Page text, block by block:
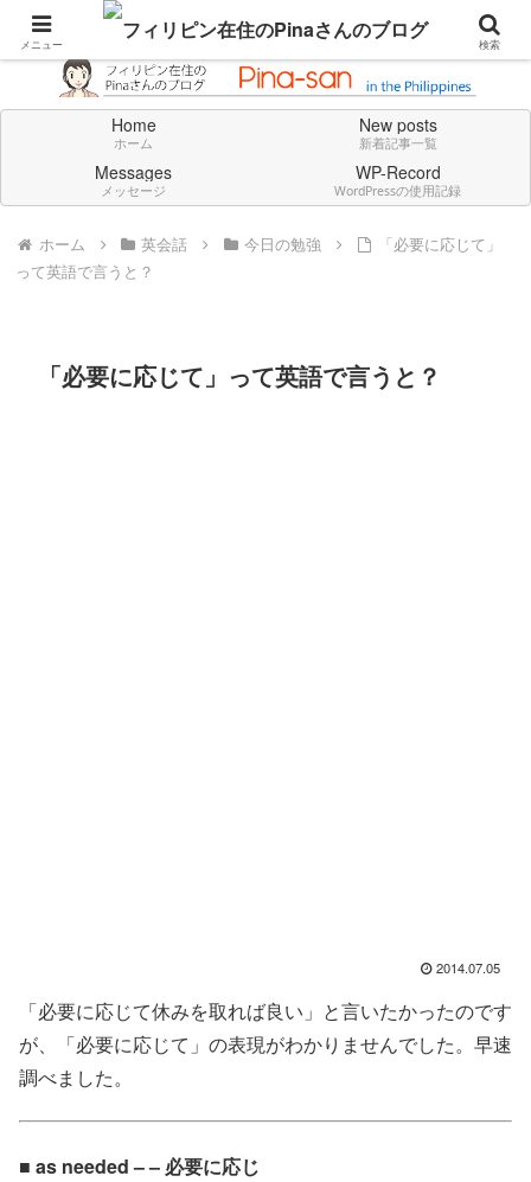
Don't think deeply. Feel always in English.
Home
ホーム
New posts
新着記事一覧
Messages
メッセージ
WP-Record
WordPressの使用記録
ホーム 英会話 今日の勉強
「必要に応じて」
って英語で言うと？
「必要に応じて」って英語で言うと？
2014.07.05
「必要に応じて休みを取れば良い」と言いたかったのです
が、「必要に応じて」の表現がわかりませんでした。早速
調べました。
■ as needed – – 必要に応じ
メニュー 検索